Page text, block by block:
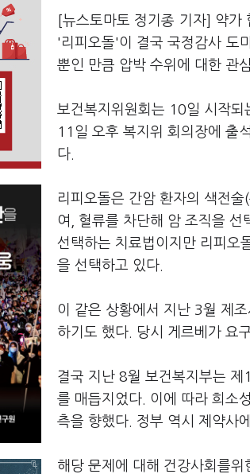
[뉴스토마토 정기종 기자] 약가
'리피오돌'이 결국 국정감사 도
뿐인 만큼 압박 수위에 대한 관
보건복지위원회는 10일 시작되
11일 오후 복지위 회의장에 출
다.
리피오돌은 간암 환자의 색전
여, 혈류를 차단해 암 조직을
선택하는 치료법이지만 리피오
을 선택하고 있다.
이 같은 상황에서 지난 3월 제
하기도 했다. 당시 게르베가 요
결국 지난 8월 보건복지부는
를 매듭지었다. 이에 따라 희소
측을 향했다. 정부 역시 제약사
해당 문제에 대해 건강사회를